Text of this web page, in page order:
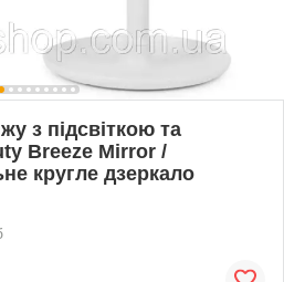
з підсвіткою та
Breeze Mirror /
кругле дзеркало